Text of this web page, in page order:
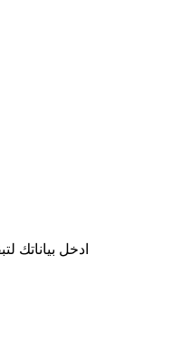
ادخل بياناتك